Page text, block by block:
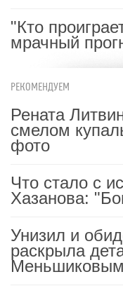
"Кто
мрачный
РЕКОМЕНДУЕМ
Рената
смелом
фото
Что стало с
Хазанова:
Унизил и
раскрыла
Меньшиковым